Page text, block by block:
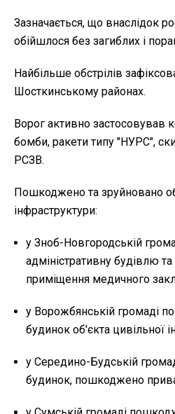
Зазначається, що внаслідок
обійшлося без загиблих і
Найбільше обстрілів
Шосткинському районах.
Ворог активно застосовував
бомби, ракети типу "НУРС",
РСЗВ.
Пошкоджено та зруйновано
інфраструктури:
у Зноб-Новгородській
адміністративну будівлю
приміщення медичного
у Ворожбянській громаді
будинок об'єкта цивільної
у Середино-Будській
будинок, пошкоджено